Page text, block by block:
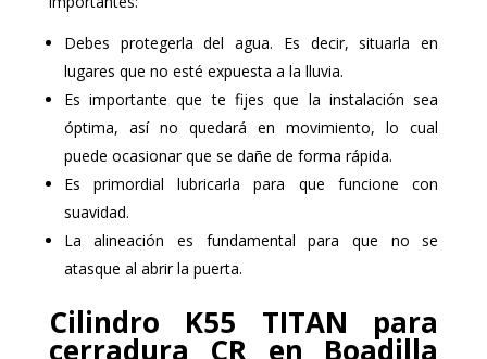
Debes protegerla del agua. Es decir, situarla en
lugares que no esté expuesta a la lluvia.
Es importante que te fijes que la instalación sea
óptima, así no quedará en movimiento, lo cual
puede ocasionar que se dañe de forma rápida.
Es primordial lubricarla para que funcione con
suavidad.
La alineación es fundamental para que no se
atasque al abrir la puerta.
Cilindro K55 TITAN para
cerradura CR en Boadilla